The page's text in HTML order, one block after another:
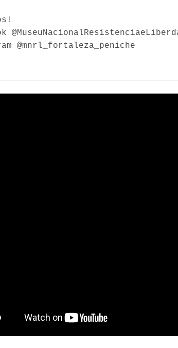
@mnrl_fortaleza_peniche